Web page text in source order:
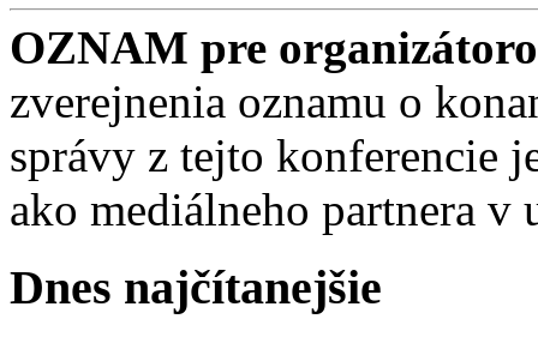
OZNAM pre
zverejnenia oznamu o
správy z tejto konferencie
ako mediálneho partnera v
Dnes najčítanejšie